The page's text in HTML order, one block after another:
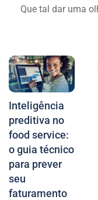
Que tal dar uma
Inteligência
preditiva no
food service:
o guia técnico
para prever
seu
faturamento